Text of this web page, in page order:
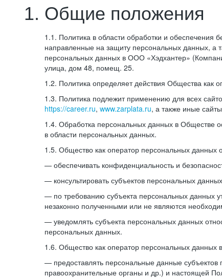
1. Общие положения
1.1. Политика в области обработки и
направленные на защиту персональных данных, а
персональных данных в ООО «Хэдхантер»
улица, дом 48, помещ. 25.
1.2. Политика определяет действия Общества
1.3. Политика подлежит применению для всех
https://career.ru, www.zarplata.ru, а также иные
1.4. Обработка персональных данных в Обществе
в области персональных данных.
1.5. Общество как оператор персональных данных
— обеспечивать конфиденциальность и
— консультировать субъектов персональных
— по требованию субъекта персональных данных
незаконно полученными или не являются
— уведомлять субъекта персональных данных
персональных данных.
1.6. Общество как оператор персональных данных
— предоставлять персональные данные
правоохранительные органы и др.) и настоящей